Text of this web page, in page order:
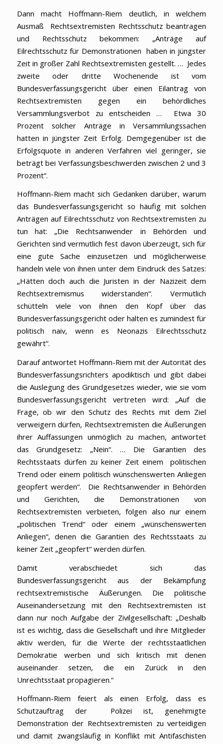
Dann macht Hoffmann-Riem deutlich, in welchem
Ausmaß Rechtsextremisten Rechtsschutz beantragen
und Rechtsschutz bekommen: „Anträge auf
Eilrechtsschutz für Demonstrationen haben in jüngster
Zeit in großer Zahl Rechtsextremisten gestellt. … Jedes
zweite oder dritte Wochenende ist vom
Bundesverfassungsgericht über einen Eilantrag von
Rechtsextremisten gegen ein behördliches
Versammlungsverbot zu entscheiden … Etwa 30
Prozent solcher Anträge in Versammlungssachen
hatten in jüngster Zeit Erfolg. Demgegenüber ist die
Erfolgsquote in anderen Verfahren viel geringer, sie
beträgt bei Verfassungsbeschwerden zwischen 2 und 3
Prozent“.
Hoffmann-Riem macht sich Gedanken darüber, warum
das Bundesverfassungsgericht so häufig mit solchen
Anträgen auf Eilrechtsschutz von Rechtsextremisten zu
tun hat: „Die Rechtsanwender in Behörden und
Gerichten sind vermutlich fest davon überzeugt, sich für
eine gute Sache einzusetzen und möglicherweise
handeln viele von ihnen unter dem Eindruck des Satzes:
„Hätten doch auch die Juristen in der Nazizeit dem
Rechtsextremismus widerstanden“. Vermutlich
schütteln viele von ihnen den Kopf über das
Bundesverfassungsgericht oder halten es zumindest für
politisch naiv, wenn es Neonazis Eilrechtsschutz
gewährt“.
Darauf antwortet Hoffmann-Riem mit der Autorität des
Bundesverfassungsrichters apodiktisch und gibt dabei
die Auslegung des Grundgesetzes wieder, wie sie vom
Bundesverfassungsgericht vertreten wird: „Auf die
Frage, ob wir den Schutz des Rechts mit dem Ziel
verweigern dürfen, Rechtsextremisten die Äußerungen
ihrer Auffassungen unmöglich zu machen, antwortet
das Grundgesetz: „Nein“. … Die Garantien des
Rechtsstaats dürfen zu keiner Zeit einem politischen
Trend oder einem politisch wünschenswerten Anliegen
geopfert werden“. Die Rechtsanwender in Behörden
und Gerichten, die Demonstrationen von
Rechtsextremisten verbieten, folgen also nur einem
„politischen Trend“ oder einem „wünschenswerten
Anliegen“, denen die Garantien des Rechtsstaats zu
keiner Zeit „geopfert“ werden dürfen.
Damit verabschiedet sich das
Bundesverfassungsgericht aus der Bekämpfung
rechtsextremistische Äußerungen. Die politische
Auseinandersetzung mit den Rechtsextremisten ist
dann nur noch Aufgabe der Zivilgesellschaft: „Deshalb
ist es wichtig, dass die Gesellschaft und ihre Mitglieder
aktiv werden, für die Werte der rechtsstaatlichen
Demokratie werben und sich kritisch mit denen
auseinander setzen, die ein Zurück in den
Unrechtsstaat propagieren.“
Hoffmann-Riem feiert als einen Erfolg, dass es
Schutzauftrag der Polizei ist, genehmigte
Demonstration der Rechtsextremisten zu verteidigen
und damit zwangsläufig in Konflikt mit Antifaschisten